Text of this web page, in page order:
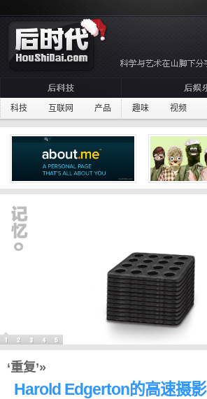
科技 互联网 产品 趣味 视频
‘重复’»
Harold Edgerton的高速摄影